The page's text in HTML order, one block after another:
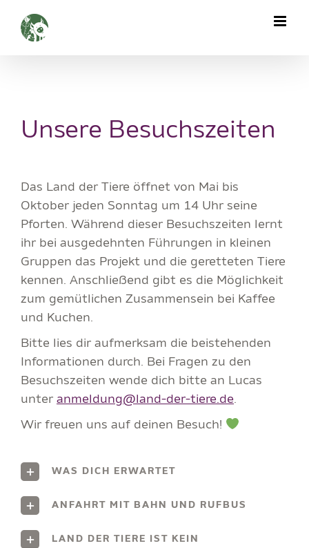
Inhalt
Unsere Besuchszeiten
Das Land der Tiere öffnet von Mai bis
Oktober jeden Sonntag um 14 Uhr seine
Pforten. Während dieser Besuchszeiten lernt
ihr bei ausgedehnten Führungen in kleinen
Gruppen das Projekt und die geretteten Tiere
kennen. Anschließend gibt es die Möglichkeit
zum gemütlichen Zusammensein bei Kaffee
und Kuchen.
Bitte lies dir aufmerksam die beistehenden
Informationen durch. Bei Fragen zu den
Besuchszeiten wende dich bitte an Lucas
unter anmeldung@land-der-tiere.de.
Wir freuen uns auf deinen Besuch!
WAS DICH ERWARTET
ANFAHRT MIT BAHN UND RUFBUS
LAND DER TIERE IST KEIN